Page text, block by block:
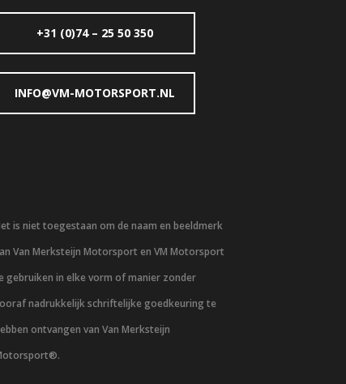
+31 (0)74 – 25 50 350
INFO@VM-MOTORSPORT.NL
is niet toegestaan om de naam en beeldmerk
Van Merksteijn Motorsport en VM Motorsport
gebruiken in elke vorm of manier zonder
nadrukkelijk schriftelijke goedkeuring te
ontvangen van Van Merksteijn